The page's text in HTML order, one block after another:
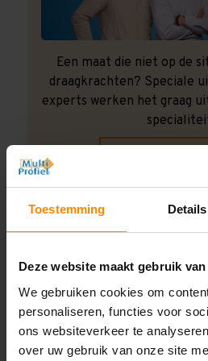
Toestemming Details
Deze website maakt gebruik
We gebruiken cookies om
personaliseren, functies voor
ons websiteverkeer te
over uw gebruik van onze site
Een maat die niet op de
draagkrachten? Speciale
experts werken het graag
Montage